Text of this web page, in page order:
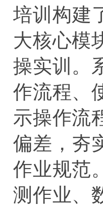
培训构建
大核心模
操实训。
作流程、
示操作流
偏差，夯
作业规范
测作业、